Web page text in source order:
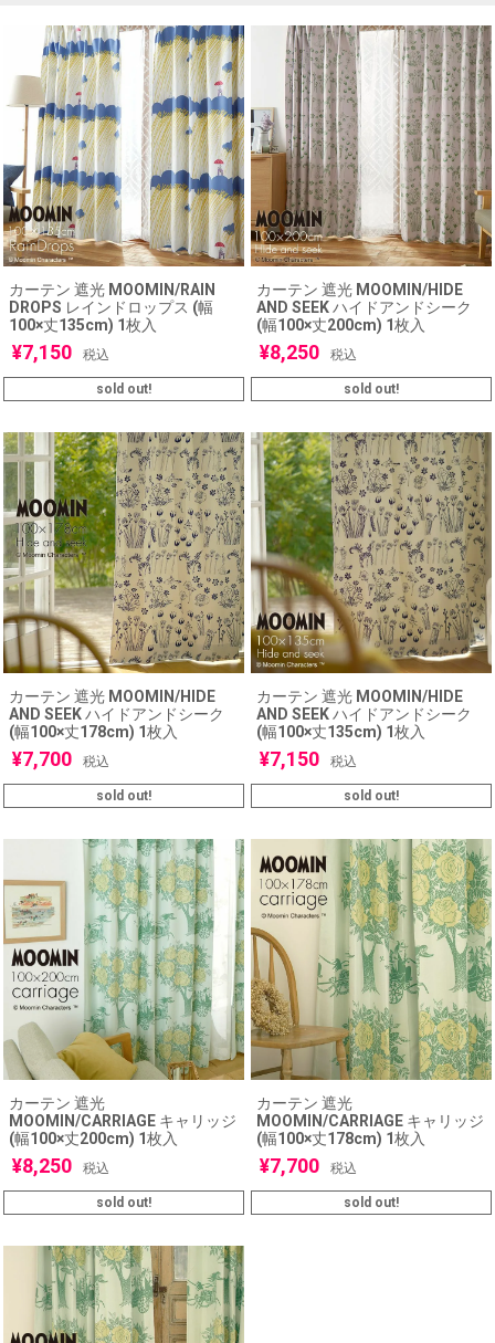
カーテン 遮光 MOOMIN/RAIN
DROPS レインドロップス (幅
100×丈135cm) 1枚入
¥7,150 税込
sold out!
カーテン 遮光 MOOMIN/HIDE
AND SEEK ハイドアンドシーク
(幅100×丈200cm) 1枚入
¥8,250 税込
sold out!
カーテン 遮光 MOOMIN/HIDE
AND SEEK ハイドアンドシーク
(幅100×丈178cm) 1枚入
¥7,700 税込
sold out!
カーテン 遮光 MOOMIN/HIDE
AND SEEK ハイドアンドシーク
(幅100×丈135cm) 1枚入
¥7,150 税込
sold out!
カーテン 遮光
MOOMIN/CARRIAGE キャリッジ
(幅100×丈200cm) 1枚入
¥8,250 税込
sold out!
カーテン 遮光
MOOMIN/CARRIAGE キャリッジ
(幅100×丈178cm) 1枚入
¥7,700 税込
sold out!